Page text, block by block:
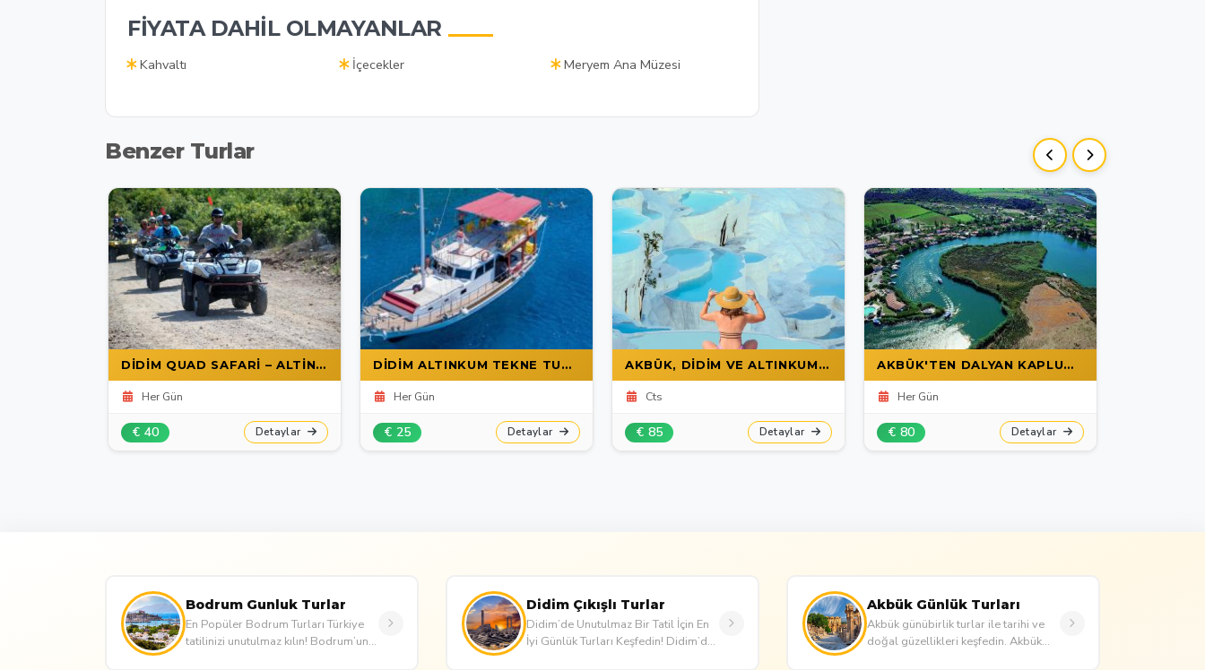
FIYATA DAHIL OLMAYANLAR
Kahvaltı İçecekler Meryem Ana Müzesi
Benzer Turlar
DIDIM QUAD SAFARI – ALTINKUM VE AKBÜK'TEN 2 SAATLIK OFF-ROAD ATV MACERASI
Her Gün
€ 40 Detaylar
DIDIM ALTINKUM TEKNE TURU – GÜNLÜK ALTINKUM & AKBÜK TURLARI
Her Gün
€ 25 Detaylar
AKBÜK, DIDIM VE ALTINKUM'DAN PAMUKKALE GÜNÜBIRLIK GEZISI – TERMAL VE TARIHI HARIKALAR
Cts
€ 85 Detaylar
AKBÜK'TEN DALYAN KAPLUMBAĞA PLAJI – TAM GÜN DOĞA VE TARIH TURU
Her Gün
€ 80 Detaylar
Bodrum Gunluk Turlar
En Popüler Bodrum Turları Türkiye
tatilinizi unutulmaz kılın! Bodrum’un
Didim Çıkışlı Turlar
Didim’de Unutulmaz Bir Tatil İçin En
İyi Günlük Turları Keşfedin! Didim’de
Akbük Günlük Turları
Akbük günübirlik turlar ile tarihi ve
doğal güzellikleri keşfedin. Akbük